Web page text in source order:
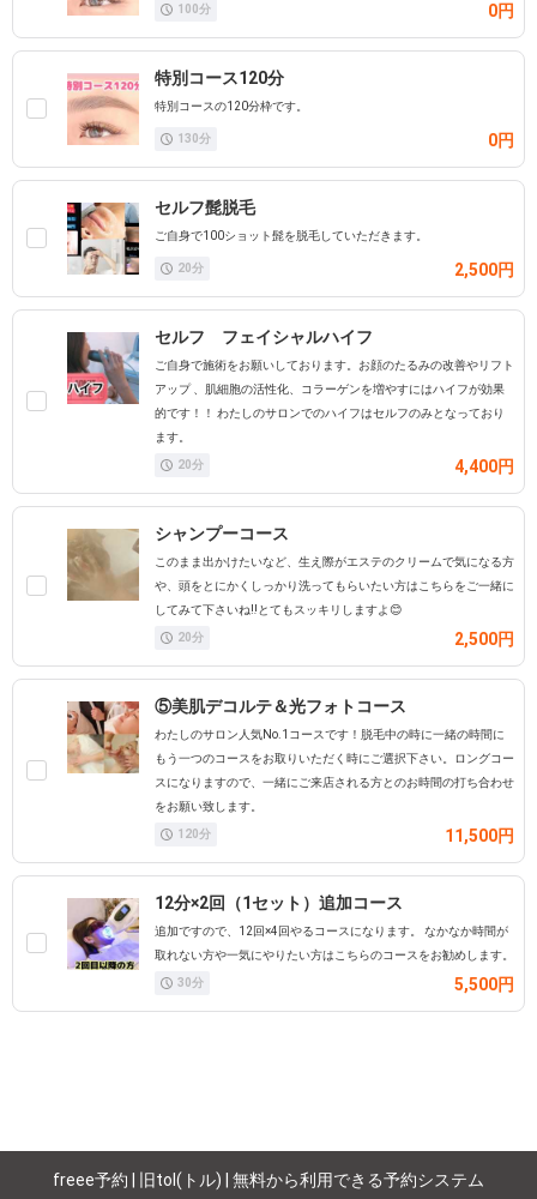
100分 0円
特別コース120分
特別コースの120分枠です。
130分 0円
セルフ髭脱毛
ご自身で100ショット髭を脱毛していただきます。
20分 2,500円
セルフ フェイシャルハイフ
ご自身で施術をお願いしております。お顔のたるみの改善やリフト
アップ 、肌細胞の活性化、コラーゲンを増やすにはハイフが効果
的です！！ わたしのサロンでのハイフはセルフのみとなっており
ます。
20分 4,400円
シャンプーコース
このまま出かけたいなど、生え際がエステのクリームで気になる方
や、頭をとにかくしっかり洗ってもらいたい方はこちらをご一緒に
してみて下さいね‼️とてもスッキリしますよ😊
20分 2,500円
⑤美肌デコルテ＆光フォトコース
わたしのサロン人気No.1コースです！脱毛中の時に一緒の時間に
もう一つのコースをお取りいただく時にご選択下さい。ロングコー
スになりますので、一緒にご来店される方とのお時間の打ち合わせ
をお願い致します。
120分 11,500円
12分×2回（1セット）追加コース
追加ですので、12回×4回やるコースになります。 なかなか時間が
取れない方や一気にやりたい方はこちらのコースをお勧めします。
30分 5,500円
freee予約 | 旧tol(トル) | 無料から利用できる予約システム